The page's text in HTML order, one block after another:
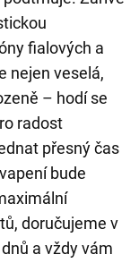
fialových a
nejen veselá,
– hodí se
radost
přesný čas
bude
doručujeme v
a vždy vám